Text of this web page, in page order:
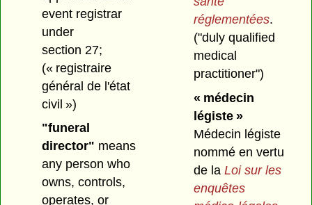
event registrar
under
section 27;
(« registraire
général de l'état
civil »)
"funeral
director" means
any person who
owns, controls,
operates, or
réglementées.
("duly qualified
medical
practitioner")
« médecin
légiste »
Médecin légiste
nommé en vertu
de la Loi sur les
enquêtes